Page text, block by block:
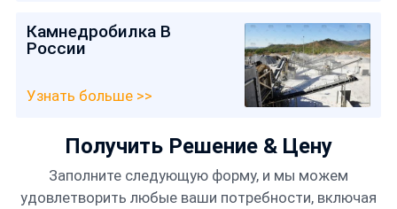
Камнедробилка В
России
Узнать больше >>
Получить Решение & Цену
Заполните следующую форму, и мы можем
удовлетворить любые ваши потребности, включая